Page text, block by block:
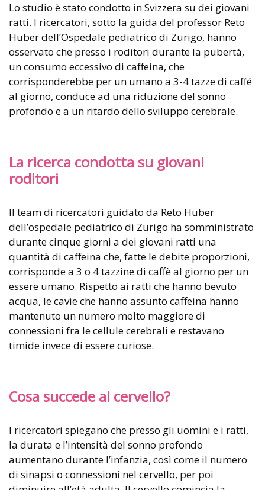
Lo studio è stato condotto in Svizzera su dei giovani
ratti. I ricercatori, sotto la guida del professor Reto
Huber dell’Ospedale pediatrico di Zurigo, hanno
osservato che presso i roditori durante la pubertà,
un consumo eccessivo di caffeina, che
corrisponderebbe per un umano a 3-4 tazze di caffé
al giorno, conduce ad una riduzione del sonno
profondo e a un ritardo dello sviluppo cerebrale.
La ricerca condotta su giovani
roditori
Il team di ricercatori guidato da Reto Huber
dell’ospedale pediatrico di Zurigo ha somministrato
durante cinque giorni a dei giovani ratti una
quantità di caffeina che, fatte le debite proporzioni,
corrisponde a 3 o 4 tazzine di caffè al giorno per un
essere umano. Rispetto ai ratti che hanno bevuto
acqua, le cavie che hanno assunto caffeina hanno
mantenuto un numero molto maggiore di
connessioni fra le cellule cerebrali e restavano
timide invece di essere curiose.
Cosa succede al cervello?
I ricercatori spiegano che presso gli uomini e i ratti,
la durata e l’intensità del sonno profondo
aumentano durante l’infanzia, così come il numero
di sinapsi o connessioni nel cervello, per poi